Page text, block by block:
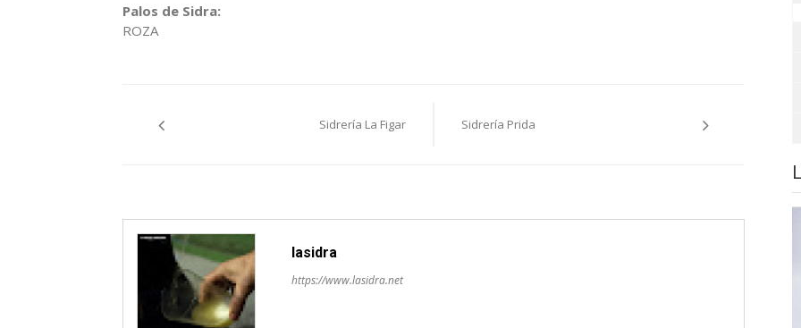
Palos de Sidra:
ROZA
pelos
Sidrería La Figar Sidrería Prida
lasidra
https://www.lasidra.net